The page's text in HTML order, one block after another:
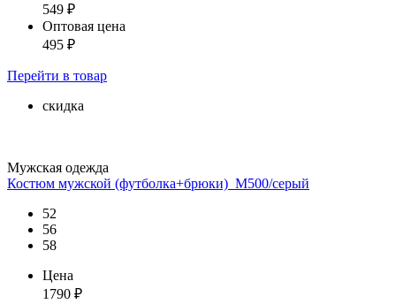
549 ₽
Оптовая цена
495 ₽
Перейти в товар
скидка
Мужская одежда
Костюм мужской (футболка+брюки)_М500/серый
52
56
58
Цена
1790 ₽